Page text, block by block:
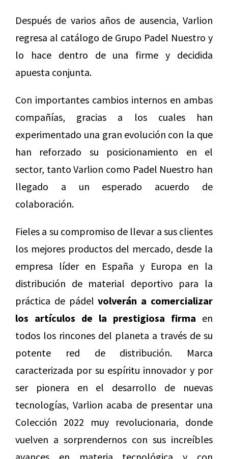
Después de varios años de ausencia, Varlion
regresa al catálogo de Grupo Padel Nuestro y
lo hace dentro de una firme y decidida
apuesta conjunta.
Con importantes cambios internos en ambas
compañías, gracias a los cuales han
experimentado una gran evolución con la que
han reforzado su posicionamiento en el
sector, tanto Varlion como Padel Nuestro han
llegado a un esperado acuerdo de
colaboración.
Fieles a su compromiso de llevar a sus clientes
los mejores productos del mercado, desde la
empresa líder en España y Europa en la
distribución de material deportivo para la
práctica de pádelvolverán a comercializar
los artículos de la prestigiosa firma en
todos los rincones del planeta a través de su
potente red de distribución. Marca
caracterizada por su espíritu innovador y por
ser pionera en el desarrollo de nuevas
tecnologías, Varlion acaba de presentar una
Colección 2022 muy revolucionaria, donde
vuelven a sorprendernos con sus increíbles